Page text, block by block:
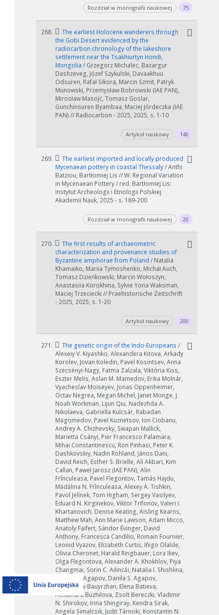
Rozdział w monografii naukowej 75
268.
The earliest Holocene wanderers through
the Gobi Desert evidenced by the
radiocarbon chronology of the lakeshore
settlement near the Tsakhiurtyn Hondi,
Mongolia / Grzegorz Michalec, Bazargur
Dashzeveg, Józef Szykulski, Davaakhuu
Odsuren, Rafał Sikora, Marcin Szmit, Patryk
Munowski, Przemysław Bobrowski (IAE PAN),
Mirosław Masojć, Tomasz Goslar,
Gunchinsuren Byambaa, Maciej Jórdeczka (IAE
PAN) // Radiocarbon - 2025, 2025, s. 1-10
Artykuł naukowy 140
269.
The earliest imported and locally produced
Mycenaean pottery in coastal Thessaly/ Anthi
Batziou, Bartłomiej Lis // W: Regional Variation
in Mycenaean Pottery / red. Bartłomiej Lis:
Instytut Archeologii i Etnologii Polskiej
Akademii Nauk, 2025 - s. 189-200
Rozdział w monografii naukowej 20
270.
The first results of archaeometric
characterization and provenance studies of
Byzantine amphorae from Poland / Natalia
Khamaiko, Mariia Tymoshenko, Michał Auch,
Tomasz Dzieńkowski, Marcin Wołoszyn,
Anastasiia Korokhina, Sylvie Yona Waksman,
Maciej Trzeciecki // Praehistorische Zeitschrift
- 2025, 2025, s. 1-20
Artykuł naukowy 200
271. The genetic origin of the Indo-Europeans /
Alexeiy V. Kiyashko, Alexandera Kitova, Arkady
Korolev, Jovan Koledin, Pavel Kosintsev, Anna
Szécsényi-Nagy, Fatma Zalzala, Viktória Kiss,
Eszter Melis, Aslan M. Mamedov, Erika Molnár,
Vyacheslav Moiseyev, Jonas Oppenheimer,
Octav Negrea, Megan Michel, Janet Monge, J.
Noah Workman, Lijun Qiu, Nadezhda A.
Nikolaeva, Gabriella Kulcsár, Rabadan
Magomedov, Pavel Kuznetsov, Ion Ciobanu,
Andrey A. Chizhevsky, Swapan Mallick,
Marietta Csányi, Pier Francesco Palamara,
Mihai Constantinescu, Ron Pinhasi, Peter K.
Dashkovskiy, Nadin Rohland, János Dani,
David Reich, Esther S. Brielle, Ali Akbari, Kim
Callan, Paweł Jarosz (IAE PAN), Alin
Frînculeasa, Pavel Flegontov, Tamás Hajdu,
Mădălina N. Frînculeasa, Alexey A. Tishkin,
Pavol Jelínek, Tom Higham, Sergey Vasilyev,
Eduard N. Kirginekov, Viktor Trifonov, Valeri I.
Khartanovich, Denise Keating, Aisling Kearns,
Matthew Mah, Ann Marie Lawson, Adam Micco,
Anatoly Faifert, Sándor Évinger, David
Anthony, Francesca Candilio, Romain Fournier,
Leonid Vyazov, Elizabeth Curtis, Iñigo Olalde,
Olivia Cheronet, Harald Ringbauer, Lora Iliev,
Olga Flegontova, Alexander A. Khokhlov, Piya
Changmai, Sorin C. Ailincăi, Natalia I. Shishlina,
Sergey A. Agapov, Danila S. Agapov,
Baitanayev Bauyrzhan, Elena Batieva,
Alexandra Buzhilova, Zsolt Bereczki, Vladimir
N. Shirokov, Irina Shingiray, Kendra Sirak,
Angela Simalcsik, Judit Tárnoki, Konstantin N.